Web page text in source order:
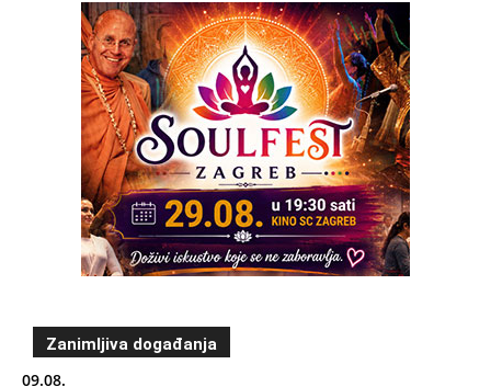
Zanimljiva događanja
09.08.